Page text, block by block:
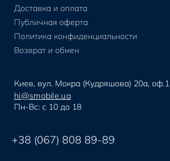
Доставка и оплата
Публичная оферта
Политика конфиденциальности
Возврат и обмен
Киев, вул. Мокра (Кудряшова) 20а, оф.1
hi@smobile.ua
Пн-Вс: с 10 до 18
+38 (067) 808 89-89